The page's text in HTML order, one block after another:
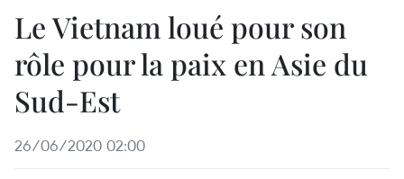
Le Vietnam loué pour son
rôle pour la paix en Asie du
Sud-Est
26/06/2020 02:00